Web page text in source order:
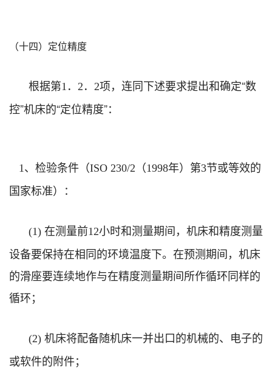
（十四）定位精度
根据第1 ． 2 ． 2项，连同下述要求提出和确定“数
控”机床的“定位精度”：
1 、检验条件（ISO 230/2 （1998年）第3节或等效的
国家标准）：
(1) 在测量前12小时和测量期间，机床和精度测量
设备要保持在相同的环境温度下。在预测期间，机床
的滑座要连续地作与在精度测量期间所作循环同样的
循环；
(2) 机床将配备随机床一并出口的机械的、电子的
或软件的附件；